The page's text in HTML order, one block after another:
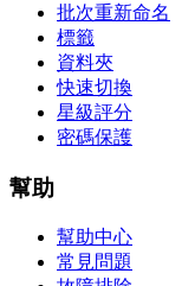
批次重新命名
標籤
資料夾
快速切換
星級評分
密碼保護
幫助
幫助中心
常見問題